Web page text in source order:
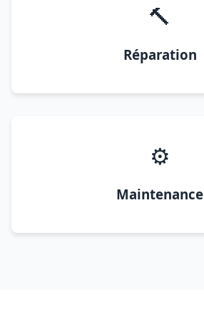
🔨
Réparation
⚙️
Maintenance